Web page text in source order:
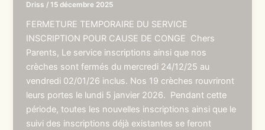
Driss /15 décembre 2025
FERMETURE TEMPORAIRE DU SERVICE
INSCRIPTION POUR CAUSE DE CONGE Chers
Parents, Le service inscriptions ainsi que nos
crèches sont fermés du mercredi 24/12/25 au
vendredi 02/01/26 inclus. Nos 19 crèches rouvriront
leurs portes le lundi 5 janvier 2026. Pendant cette
période, toutes les nouvelles inscriptions ainsi que le
suivi des inscriptions déjà existantes se feront